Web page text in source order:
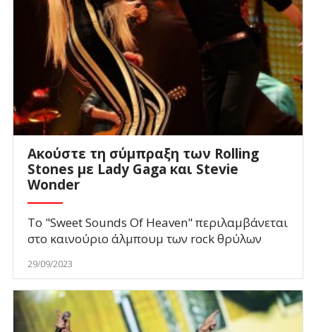
Ακούστε τη σύμπραξη των Rolling
Stones με Lady Gaga και Stevie
Wonder
Το "Sweet Sounds Of Heaven" περιλαμβάνεται
στο καινούριο άλμπουμ των rock θρύλων
29/09/2023